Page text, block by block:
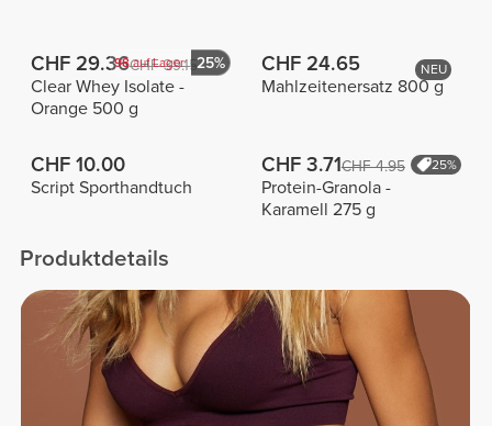
98auf Lager 25%
CHF 29.36CHF 39.15
Clear Whey Isolate -
Orange 500 g
NEU
CHF 24.65
Mahlzeitenersatz 800 g
CHF 10.00
Script Sporthandtuch
CHF 3.71CHF 4.95 25%
Protein-Granola -
Karamell 275 g
Produktdetails